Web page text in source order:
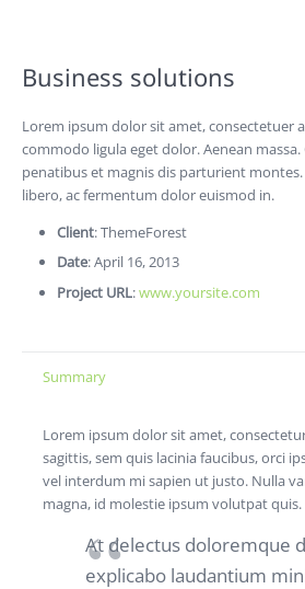
Business solutions
Lorem ipsum dolor sit amet, consectetuer
commodo ligula eget dolor. Aenean
penatibus et magnis dis parturient
libero, ac fermentum dolor euismod in.
Client: ThemeForest
Date: April 16, 2013
Project URL:www.yoursite.com
Summary
Lorem ipsum dolor sit amet,
sagittis, sem quis lacinia faucibus, orci
vel interdum mi sapien ut justo. Nulla
magna, id molestie ipsum volutpat quis.
At delectus doloremque
explicabo laudantium